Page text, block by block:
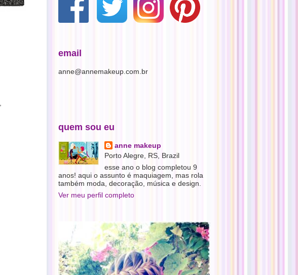
email
anne@annemakeup.com.br
quem sou eu
anne makeup
Porto Alegre, RS, Brazil
esse ano o blog completou 9
anos! aqui o assunto é maquiagem, mas rola
também moda, decoração, música e design.
Ver meu perfil completo